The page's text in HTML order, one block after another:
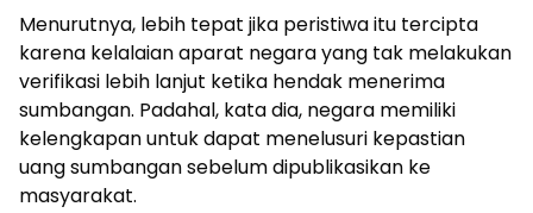
Menurutnya, lebih tepat jika peristiwa itu tercipta
karena kelalaian aparat negara yang tak melakukan
verifikasi lebih lanjut ketika hendak menerima
sumbangan. Padahal, kata dia, negara memiliki
kelengkapan untuk dapat menelusuri kepastian
uang sumbangan sebelum dipublikasikan ke
masyarakat.